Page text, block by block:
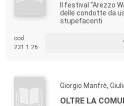
Il festival "Arezzo
delle condotte da
stupefacenti
cod.
231.1.26
Giorgio Manfrè,
OLTRE LA